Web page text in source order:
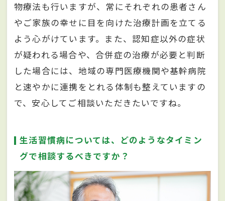
物療法も行いますが、常にそれぞれの患者さん
やご家族の幸せに目を向けた治療計画を立てる
よう心がけています。また、認知症以外の症状
が疑われる場合や、合併症の治療が必要と判断
した場合には、地域の専門医療機関や基幹病院
と速やかに連携をとれる体制も整えていますの
で、安心してご相談いただきたいですね。
生活習慣病については、どのようなタイミン
グで相談するべきですか？